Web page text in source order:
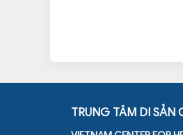
TRUNG TÂM DI SẢN